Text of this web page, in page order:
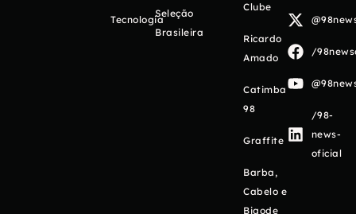
Tecnologia
Seleção
Brasileira
Clube
Ricardo
Amado
Catimba
98
Graffite
Barba,
Cabelo e
Bigode
/
/98-
news-
oficial